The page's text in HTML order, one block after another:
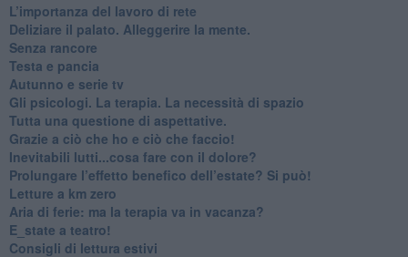
​L’importanza del lavoro di rete
​Deliziare il palato. Alleggerire la mente.
​Senza rancore
​Testa e pancia
​Autunno e serie tv
​Gli psicologi. La terapia. La necessità di spazio
​Tutta una questione di aspettative.
​Grazie a ciò che ho e ciò che faccio!
​Inevitabili lutti...cosa fare con il dolore?
Prolungare l’effetto benefico dell’estate? Si può!
​Letture a km zero
​Aria di ferie: ma la terapia va in vacanza?
​E_state a teatro!
​Consigli di lettura estivi